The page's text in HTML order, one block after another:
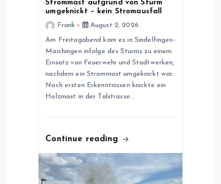
Strommast aufgrund von Sturm
umgeknickt – kein Stromausfall
Frank
August 2, 2026
Am Freitagabend kam es in Sindelfingen-
Maichingen infolge des Sturms zu einem
Einsatz von Feuerwehr und Stadtwerken,
nachdem ein Strommast umgeknickt war.
Nach ersten Erkenntnissen knickte ein
Holzmast in der Talstrasse…
Continue reading